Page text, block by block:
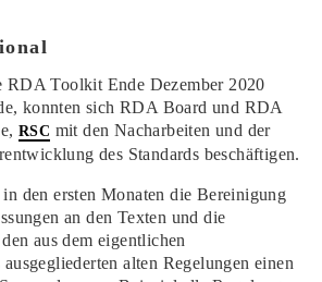
RDA Toolkit Ende Dezember 2020
konnten sich RDA Board und RDA
RSC mit den Nacharbeiten und der
des Standards beschäftigen.
den ersten Monaten die Bereinigung
an den Texten und die
aus dem eigentlichen
alten Regelungen einen